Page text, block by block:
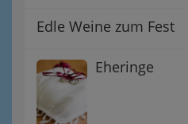
Edle Weine zum Fest
Eheringe